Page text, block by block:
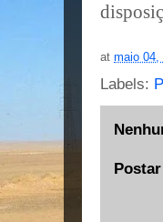
at maio 04,
Labels: